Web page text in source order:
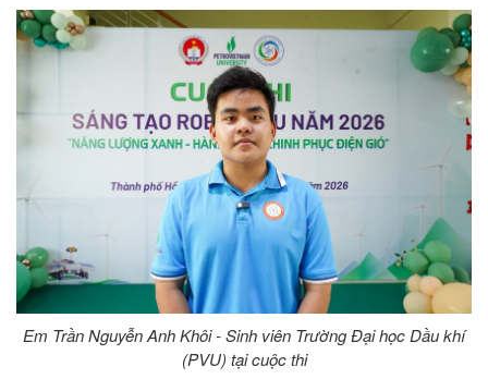
Em Trần Nguyễn Anh Khôi - Sinh viên Trường Đại học Dầu khí
(PVU) tại cuộc thi